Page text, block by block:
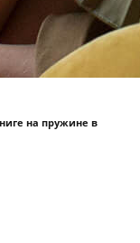
на пружине в